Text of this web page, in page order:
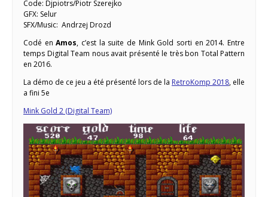
Code: Djpiotrs/Piotr Szerejko
GFX: Selur
SFX/Music: Andrzej Drozd
Codé enAmos, c’est la suite de Mink Gold sorti en 2014. Entre
temps Digital Team nous avait présenté le très bon Total Pattern
en 2016.
La démo de ce jeu a été présenté lors de la RetroKomp 2018, elle
a fini 5e
Mink Gold 2 (Digital Team)